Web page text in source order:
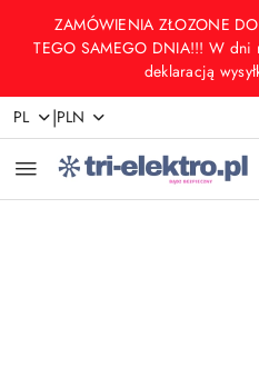
Przejdź do treści
Przejdź do wyszukiwarki
Przejdź do moje konto
Przejdź do menu
Przejdź do opisu
Przejdź do stopki
ZAMÓWIENIA ZŁOZONE
TEGO SAMEGO DNIA!!! W
deklaracją
PL |PLN